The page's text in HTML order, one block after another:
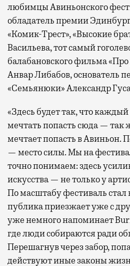
любимцы Авиньонского
обладатель премии
«Комик-Трест», «Высокие
Васильева, тот самый
балабановского фильма
Анвар Либабов, основатель
«Семьянюки» Александр
«Здесь будет так, что
мечтать попасть сюда — так
мечтает попасть в Авиньон.
— место силы. Мы на
точно понимаем: здесь
искусства — не только у
По масштабу фестиваль стал
публика приезжает уже с
уже немного напоминает
где люди собираются ради
Перешагнув через забор,
действуют иные законы